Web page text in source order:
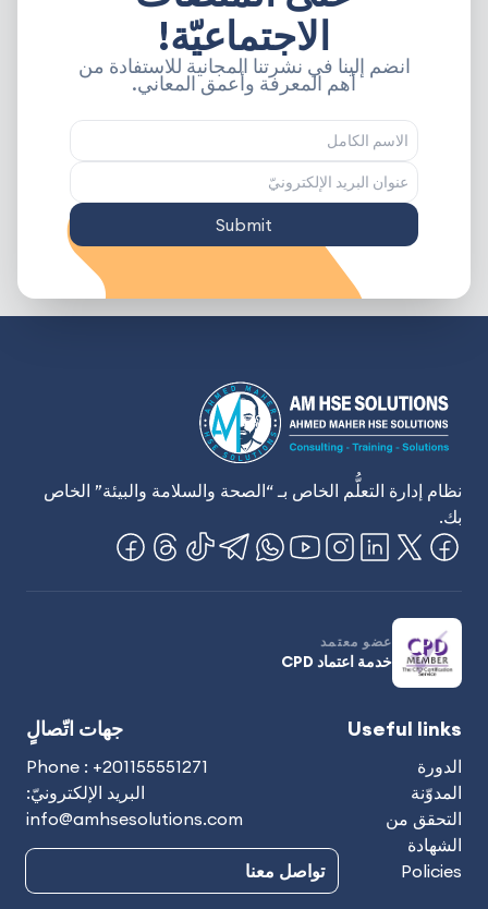
الاجتماعيّة!
انضم إلينا في نشرتنا المجانية للاستفادة من
أهم المعرفة وأعمق المعاني.
Submit
نظام إدارة التعلُّم الخاص بـ “الصحة والسلامة والبيئة” الخاص
بك.
عضو معتمد
خدمة اعتماد CPD
Useful links
الدورة
المدوّنة
التحقق من
الشهادة
Policies
جهات اتّصالٍ
Phone : +201155551271
البريد الإلكترونيّ:
info@amhsesolutions.com
تواصل معنا